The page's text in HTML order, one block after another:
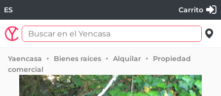
ES Carrito
Yaencasa Bienes raíces Alquilar
Propiedad
comercial